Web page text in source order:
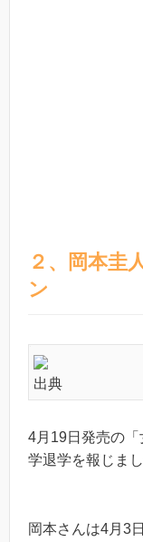
２、岡本圭
ン
出典
4月19日発売の
学退学を報じまし
岡本さんは4月3